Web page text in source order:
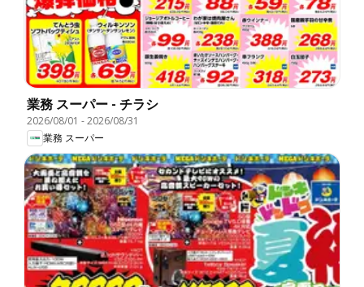
業務 スーパー - チラシ
2026/08/01 -2026/08/31
業務 スーパー